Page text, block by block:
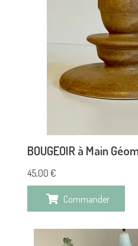
BOUGEOIR à Main
45,00 €
Commander